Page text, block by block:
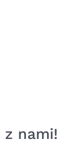
nami!